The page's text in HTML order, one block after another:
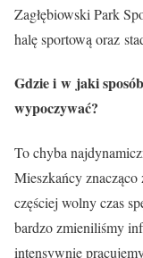
Zagłębiowski Park
halę sportową oraz
Gdzie i w jaki
wypoczywać?
To chyba
Mieszkańcy
częściej wolny czas
bardzo zmieniliśmy
intensywnie